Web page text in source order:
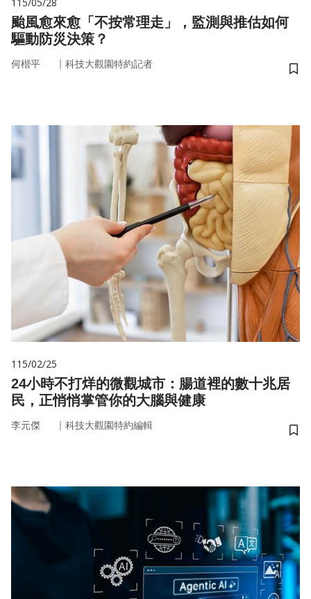
颱風愈來愈「不按常理走」，監測與推估如何
驅動防災決策？
何楷平 ｜ 科技大觀園特約記者
儲
115/02/25
24小時不打烊的微觀城市：腸道裡的數十兆居
民，正悄悄掌管你的大腦與健康
李元傑 ｜ 科技大觀園特約編輯
儲